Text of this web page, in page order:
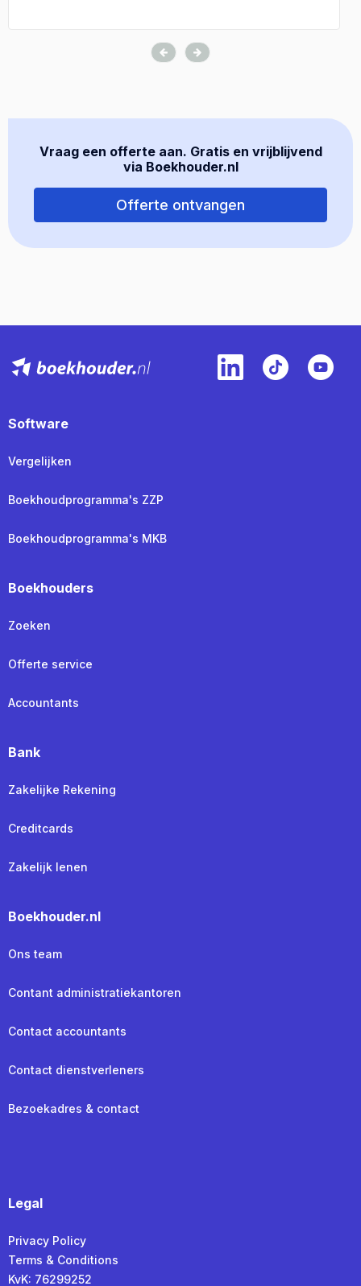
Vraag een offerte aan. Gratis en vrijblijvend
via Boekhouder.nl
Offerte ontvangen
Software
Vergelijken
Boekhoudprogramma's ZZP
Boekhoudprogramma's MKB
Boekhouders
Zoeken
Offerte service
Accountants
Bank
Zakelijke Rekening
Creditcards
Zakelijk lenen
Boekhouder.nl
Ons team
Contant administratiekantoren
Contact accountants
Contact dienstverleners
Bezoekadres & contact
Legal
Privacy Policy
Terms & Conditions
KvK: 76299252